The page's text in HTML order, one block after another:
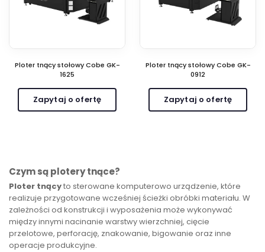
Ploter tnący stołowy Cobe GK-
1625
Zapytaj o ofertę
Ploter tnący stołowy Cobe GK-
0912
Zapytaj o ofertę
Czym są plotery tnące?
Ploter tnącyto sterowane komputerowo urządzenie, które
realizuje przygotowane wcześniej ścieżki obróbki materiału. W
zależności od konstrukcji i wyposażenia może wykonywać
między innymi nacinanie warstwy wierzchniej, cięcie
przelotowe, perforację, znakowanie, bigowanie oraz inne
operacje produkcyjne.